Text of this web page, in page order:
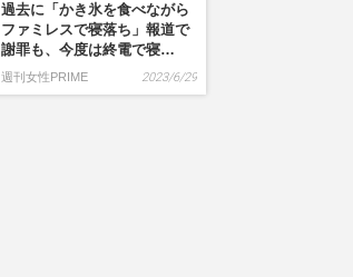
過去に「かき氷を食べながら
ファミレスで寝落ち」報道で
謝罪も、今度は終電で寝…
週刊女性PRIME 2023/6/29